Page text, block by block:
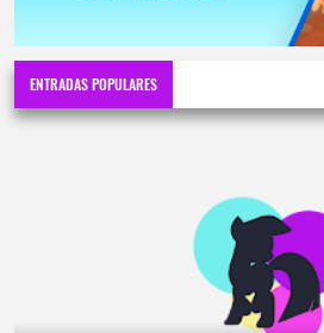
ENTRADAS POPULARES